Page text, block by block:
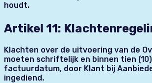
houdt.
Artikel 11:
Klachten over de uitvoering van de
moeten schriftelijk en binnen tien
factuurdatum, door Klant bij
ingediend.